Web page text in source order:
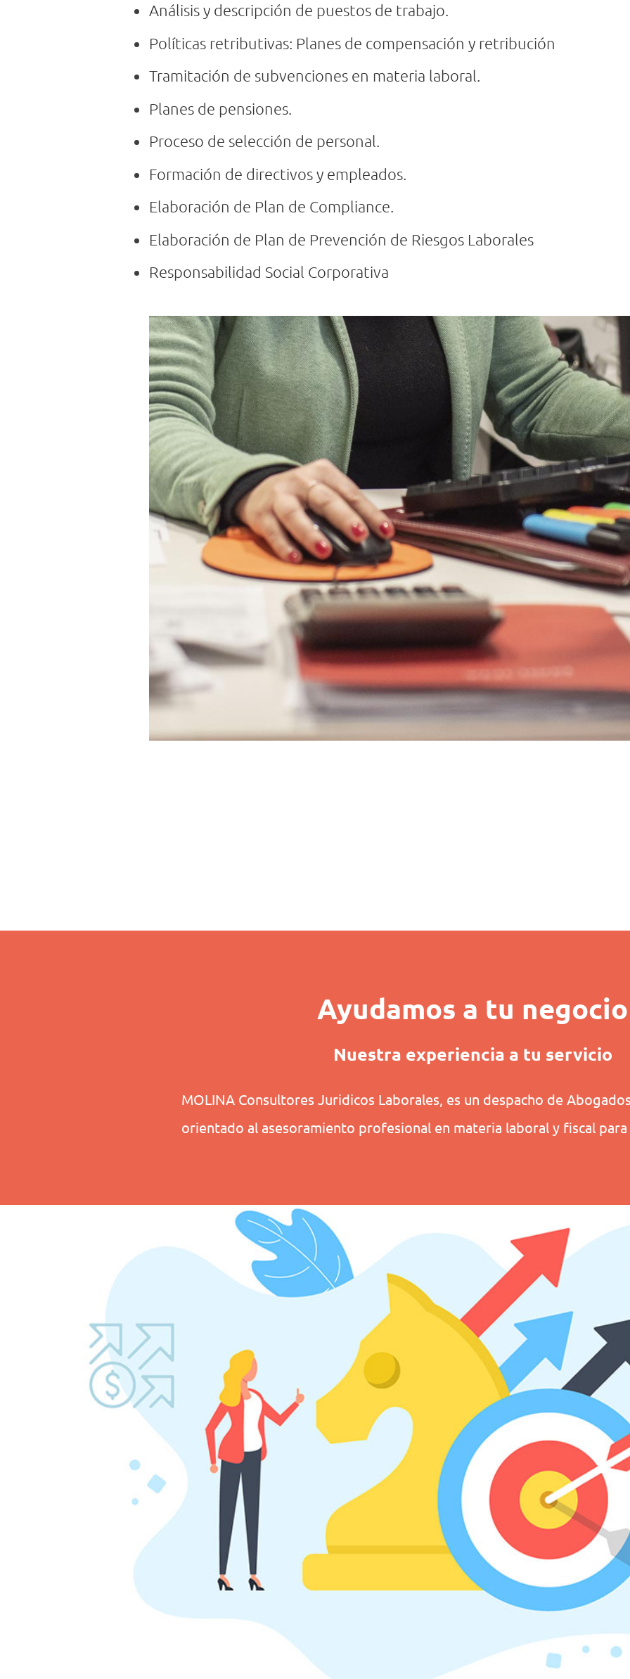
Análisis y descripción de puestos de trabajo.
Políticas retributivas: Planes de compensación y retribución
Tramitación de subvenciones en materia laboral.
Planes de pensiones.
Proceso de selección de personal.
Formación de directivos y empleados.
Elaboración de Plan de Compliance.
Elaboración de Plan de Prevención de Riesgos Laborales
Responsabilidad Social Corporativa
Ayudamos a tu negocio
Nuestra experiencia a tu servicio
MOLINA Consultores Juridicos Laborales, es un despacho de
orientado al asesoramiento profesional en materia laboral y fiscal para